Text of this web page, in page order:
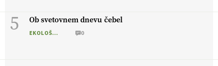
5 Ob svetovnem dnevu čebel
EKOLOŠKO LOGIČNO 0